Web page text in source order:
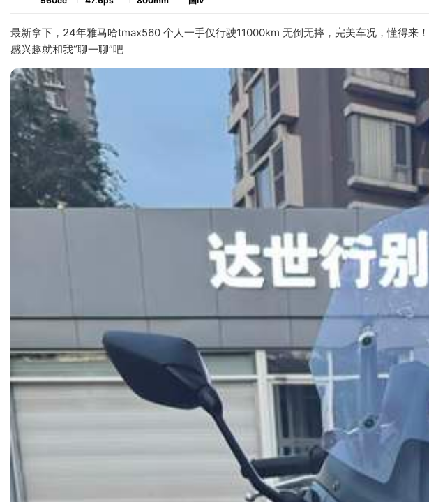
最新拿下，24年雅马哈tmax560 个人一手仅行驶11000km 无倒无摔，完美车况，懂得来！
感兴趣就和我“聊一聊”吧